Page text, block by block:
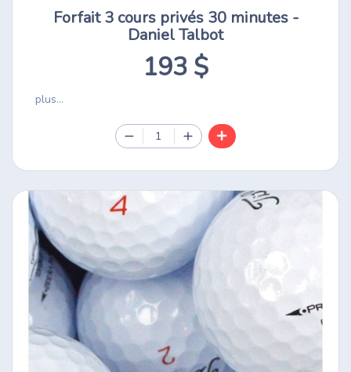
Forfait 3 cours privés 30 minutes -
Daniel Talbot
193 $
plus...
1